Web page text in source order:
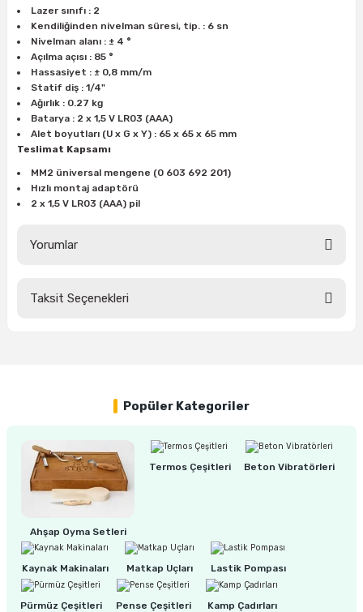
Makinası
Lazer sınıfı : 2
Kendiliğinden nivelman süresi, tip. : 6 sn
Nivelman alanı : ± 4 °
Açılma açısı : 85 °
Hassasiyet : ± 0,8 mm/m
Statif diş : 1/4"
Ağırlık : 0.27 kg
Batarya : 2 x 1,5 V LR03 (AAA)
Alet boyutları (U x G x Y) : 65 x 65 x 65 mm
Teslimat Kapsamı
MM2 üniversal mengene (0 603 692 201)
Hızlı montaj adaptörü
2 x 1,5 V LR03 (AAA) pil
Yorumlar
Taksit Seçenekleri
Popüler Kategoriler
Ahşap Oyma Setleri
Termos Çeşitleri Beton Vibratörleri
Kaynak Makinaları Matkap Uçları Lastik Pompası
Pürmüz Çeşitleri Pense Çeşitleri Kamp Çadırları